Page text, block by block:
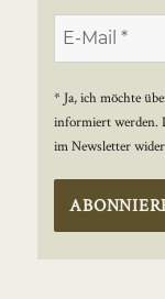
* Ja, ich möchte
informiert werden.
im Newsletter